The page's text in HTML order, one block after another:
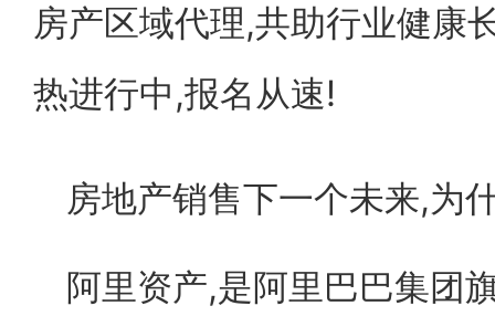
房产区域代理,共助行业健康
热进行中,报名从速!
房地产销售下一个未来,为
阿里资产,是阿里巴巴集团